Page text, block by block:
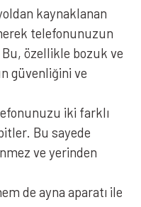
kaynaklanan
telefonunuzun
özellikle bozuk ve
güvenliğini ve
iki farklı
Bu sayede
ve yerinden
de ayna aparatı ile